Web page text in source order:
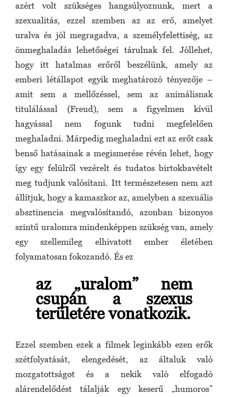
azért volt szükséges hangsúlyoznunk, mert a
szexualitás, ezzel szemben az az erő, amelyet
uralva és jól megragadva, a személyfelettiség, az
önmeghaladás lehetőségei tárulnak fel. Jóllehet,
hogy itt hatalmas erőről beszélünk, amely az
emberi létállapot egyik meghatározó tényezője –
amit sem a mellőzéssel, sem az animálisnak
titulálással (Freud), sem a figyelmen kívül
hagyással nem fogunk tudni megfelelően
meghaladni. Márpedig meghaladni ezt az erőt csak
benső hatásainak a megismerése révén lehet, hogy
így egy felülről vezérelt és tudatos birtokbavételt
meg tudjunk valósítani. Itt természetesen nem azt
állítjuk, hogy a kamaszkor az, amelyben a szexuális
absztinencia megvalósítandó, azonban bizonyos
szintű uralomra mindenképpen szükség van, amely
egy szellemileg elhivatott ember életében
folyamatosan fokozandó. És ez
az „uralom” nem
csupán a szexus
területére vonatkozik.
Ezzel szemben ezek a filmek leginkább ezen erők
szétfolyatását, elengedését, az általuk való
mozgatottságot és a nekik való elfogadó
alárendelődést tálalják egy keserű „humoros”